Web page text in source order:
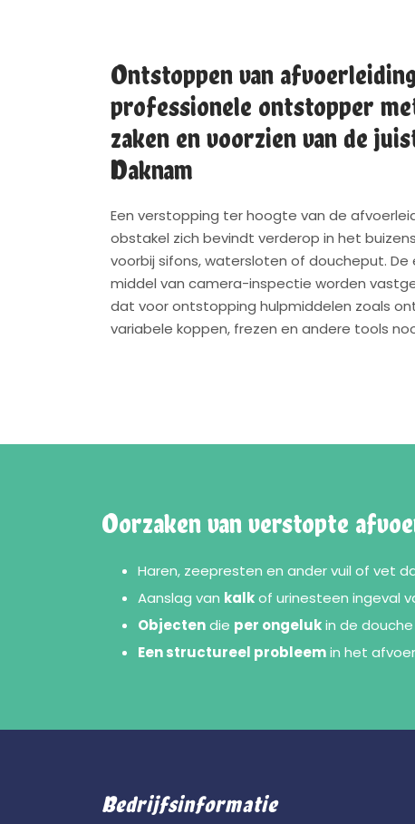
Ontstoppen van
professionele ontstopper
zaken en voorzien van de
Daknam
Een verstopping ter hoogte van de
obstakel zich bevindt verderop in het
voorbij sifons, watersloten of doucheput.
middel van camera-inspectie worden
dat voor ontstopping hulpmiddelen zoals
variabele koppen, frezen en andere tools
Oorzaken van verstopte
Haren, zeepresten en ander vuil of vet
Aanslag van kalkof urinesteen ingeval
Objectendie per ongelukin de
Een structureel probleemin het
Bedrijfsinformatie